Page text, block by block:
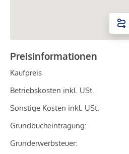
Preisinformationen
Kaufpreis
Betriebskosten inkl. USt.
Sonstige Kosten inkl. USt.
Grundbucheintragung:
Grunderwerbsteuer: